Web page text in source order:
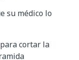
su médico lo
cortar la